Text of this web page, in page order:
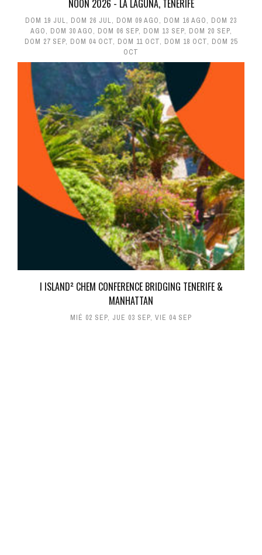
NOON 2026 - LA LAGUNA, TENERIFE
DOM 19 JUL, DOM 26 JUL, DOM 09 AGO, DOM 16 AGO, DOM 23
AGO, DOM 30 AGO, DOM 06 SEP, DOM 13 SEP, DOM 20 SEP,
DOM 27 SEP, DOM 04 OCT, DOM 11 OCT, DOM 18 OCT, DOM 25
OCT
I ISLAND² CHEM CONFERENCE BRIDGING TENERIFE &
MANHATTAN
MIÉ 02 SEP, JUE 03 SEP, VIE 04 SEP